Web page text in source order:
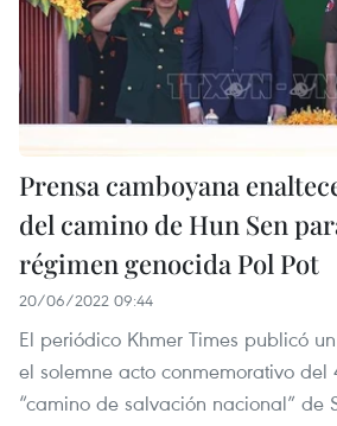
Prensa camboyana
del camino de Hun Sen
régimen genocida Pol Pot
20/06/2022 09:44
El periódico Khmer Times publicó
el solemne acto conmemorativo del
“camino de salvación nacional” de